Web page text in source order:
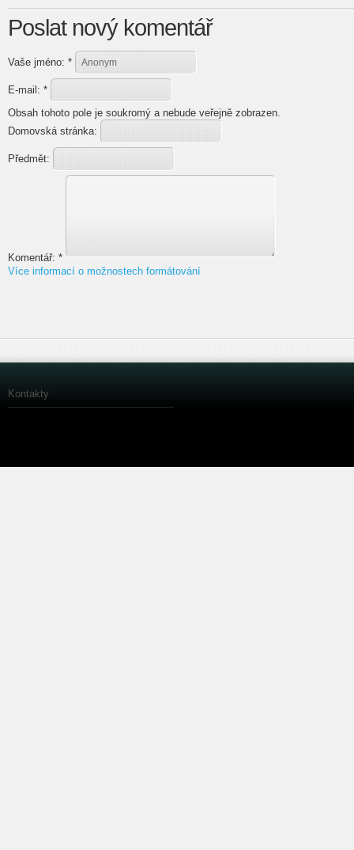
Poslat nový komentář
Vaše jméno: *
E-mail: *
Obsah tohoto pole je soukromý a nebude veřejně zobrazen.
Domovská stránka:
Předmět:
Komentář: *
Více informací o možnostech formátování
Kontakty